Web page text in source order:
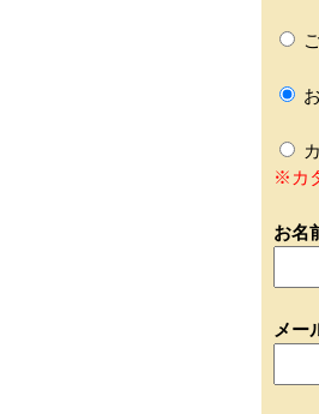
※カ
お名
メー